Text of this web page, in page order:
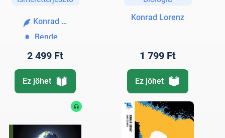
Konrad Lorenz
Bende Gábor
2 499 Ft
Ez jöhet
Konrad Lorenz
1 799 Ft
Ez jöhet